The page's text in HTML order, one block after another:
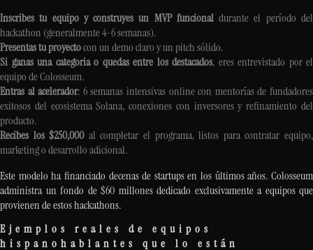
Inscribes tu equipo y construyes un MVP funcionaldurante el período del
hackathon (generalmente 4-6 semanas).
Presentas tu proyectocon un demo claro y un pitch sólido.
Si ganas una categoria o quedas entre los destacados, eres entrevistado por el
equipo de Colosseum.
Entras al acelerador: 6 semanas intensivas online con mentorías de fundadores
exitosos del ecosistema Solana, conexiones con inversores y refinamiento del
producto.
Recibes los $250,000al completar el programa, listos para contratar equipo,
marketing o desarrollo adicional.
Este modelo ha financiado decenas de startups en los últimos años. Colosseum
administra un fondo de $60 millones dedicado exclusivamente a equipos que
provienen de estos hackathons.
Ejemplos reales de equipos
hispanohablantes que lo están